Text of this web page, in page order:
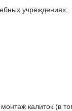
учреждениях;
калиток (в